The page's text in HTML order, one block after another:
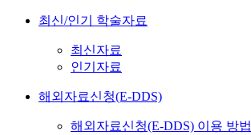
최신/인기 학술자료
최신자료
인기자료
해외자료신청(E-DDS)
해외자료신청(E-DDS) 이용 방법